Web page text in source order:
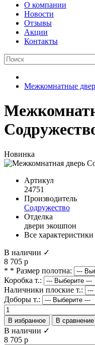
О компании
Новости
Отзывы
Акции
Контакты
Межкомнатные
Новинка
Артикул
24751
Производитель
Содружество
Отделка
двери экошпон
Все характеристики
В наличии ✓
8 705 р
* * Размер полотна:
Коробка т.:
Наличники плоские т.:
Доборы т.:
В избранное
В сравнение
В наличии ✓
8 705 р